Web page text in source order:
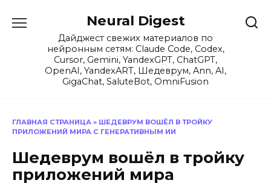
содержанию
Neural Digest
Дайджест свежих материалов по
нейронным сетям: Claude Code, Codex,
Cursor, Gemini, YandexGPT, ChatGPT,
OpenAI, YandexART, Шедеврум, Ann, AI,
GigaChat, SaluteBot, OmniFusion
ГЛАВНАЯ СТРАНИЦА » ШЕДЕВРУМ ВОШЁЛ В ТРОЙКУ
ПРИЛОЖЕНИЙ МИРА С ГЕНЕРАТИВНЫМ ИИ
Шедеврум вошёл в тройку
приложений мира